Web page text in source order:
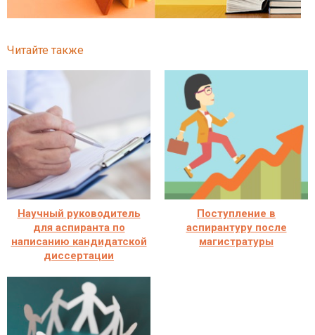
Читайте также
Научный руководитель
для аспиранта по
написанию кандидатской
диссертации
Поступление в
аспирантуру после
магистратуры